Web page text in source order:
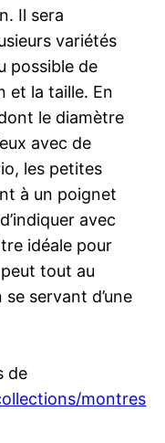
Il sera
variétés
possible de
et la taille. En
le diamètre
avec de
les petites
à un poignet
avec
idéale pour
tout au
servant d’une
de
montres